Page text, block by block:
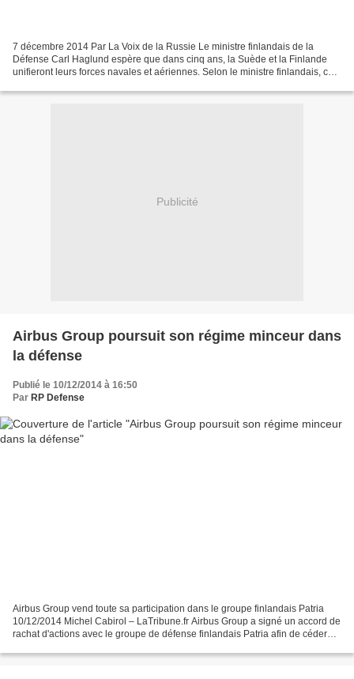
7 décembre 2014 Par La Voix de la Russie Le ministre finlandais de la
Défense Carl Haglund espère que dans cinq ans, la Suède et la Finlande
unifieront leurs forces navales et aériennes. Selon le ministre finlandais, ces
Publicité
Airbus Group poursuit son régime minceur dans
la défense
Publié le 10/12/2014 à 16:50
Par RP Defense
Airbus Group vend toute sa participation dans le groupe finlandais Patria
10/12/2014 Michel Cabirol – LaTribune.fr Airbus Group a signé un accord de
rachat d'actions avec le groupe de défense finlandais Patria afin de céder